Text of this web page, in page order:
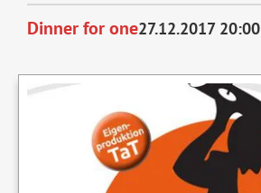
voller
Narren
Dinner for one27.12.2017 20:00